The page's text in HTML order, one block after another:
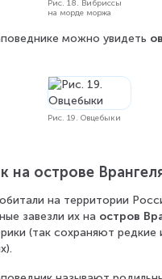
Рис. 18. Вибриссы
на морде моржа
можно увидеть
Рис. 19. Овцебыки
на острове
на территории
завезли их на остров
(так сохраняют